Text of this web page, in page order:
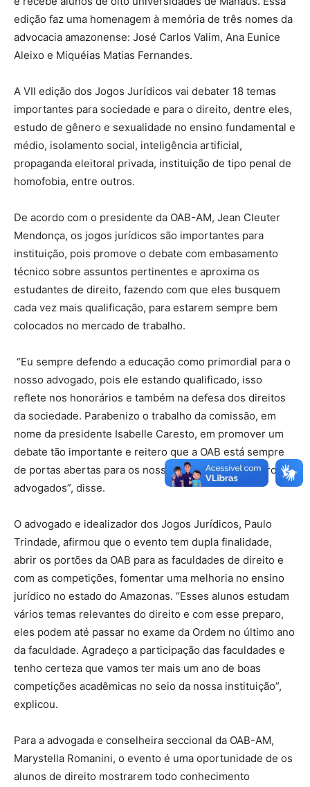
edição faz uma homenagem à memória de três nomes da
advocacia amazonense: José Carlos Valim, Ana Eunice
Aleixo e Miquéias Matias Fernandes.
A VII edição dos Jogos Jurídicos vai debater 18 temas
importantes para sociedade e para o direito, dentre eles,
estudo de gênero e sexualidade no ensino fundamental e
médio, isolamento social, inteligência artificial,
propaganda eleitoral privada, instituição de tipo penal de
homofobia, entre outros.
De acordo com o presidente da OAB-AM, Jean Cleuter
Mendonça, os jogos jurídicos são importantes para
instituição, pois promove o debate com embasamento
técnico sobre assuntos pertinentes e aproxima os
estudantes de direito, fazendo com que eles busquem
cada vez mais qualificação, para estarem sempre bem
colocados no mercado de trabalho.
“Eu sempre defendo a educação como primordial para o
nosso advogado, pois ele estando qualificado, isso
reflete nos honorários e também na defesa dos direitos
da sociedade. Parabenizo o trabalho da comissão, em
nome da presidente Isabelle Caresto, em promover um
debate tão importante e reitero que a OAB está sempre
de portas abertas para os nossos estudantes e futuros
advogados”, disse.
O advogado e idealizador dos Jogos Jurídicos, Paulo
Trindade, afirmou que o evento tem dupla finalidade,
abrir os portões da OAB para as faculdades de direito e
com as competições, fomentar uma melhoria no ensino
jurídico no estado do Amazonas. “Esses alunos estudam
vários temas relevantes do direito e com esse preparo,
eles podem até passar no exame da Ordem no último ano
da faculdade. Agradeço a participação das faculdades e
tenho certeza que vamos ter mais um ano de boas
competições acadêmicas no seio da nossa instituição”,
explicou.
Para a advogada e conselheira seccional da OAB-AM,
Marystella Romanini, o evento é uma oportunidade de os
alunos de direito mostrarem todo conhecimento